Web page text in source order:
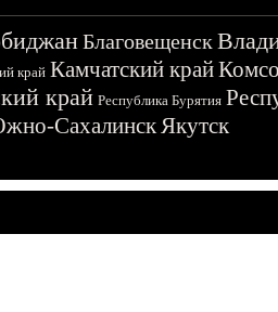
Благовещенск
край Камчатский край
край Республика Бурятия
СахалинскЯкутск